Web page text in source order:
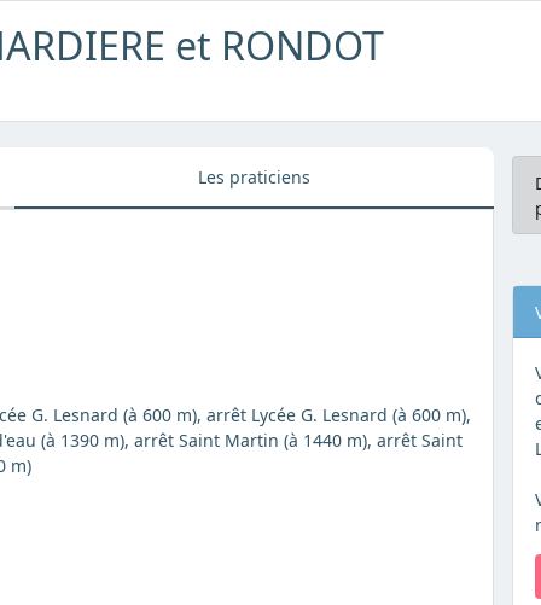
et RONDOT
Les praticiens
G. Lesnard (à 600 m), arrêt Lycée G. Lesnard (à 600 m),
(à 1390 m), arrêt Saint Martin (à 1440 m), arrêt Saint
m)